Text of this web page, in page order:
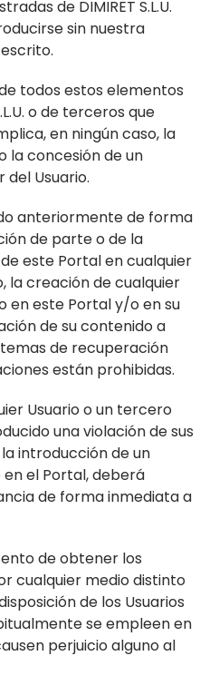
de DIMIRET S.L.U.
sin nuestra
todos estos elementos
o de terceros que
en ningún caso, la
la concesión de un
Usuario.
anteriormente de forma
de parte o de la
este Portal en cualquier
la creación de cualquier
en este Portal y/o en su
de su contenido a
de recuperación
están prohibidas.
Usuario o un tercero
una violación de sus
introducción de un
el Portal, deberá
de forma inmediata a
de obtener los
cualquier medio distinto
de los Usuarios
se empleen en
perjuicio alguno al